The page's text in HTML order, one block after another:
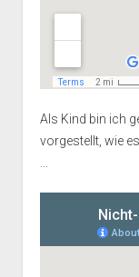
Als Kind bin ich
vorgestellt, wie